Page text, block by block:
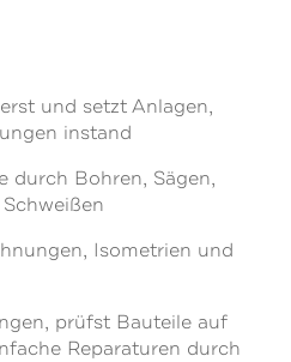
und setzt Anlagen,
instand
durch Bohren, Sägen,
Isometrien und
prüfst Bauteile auf
Reparaturen durch